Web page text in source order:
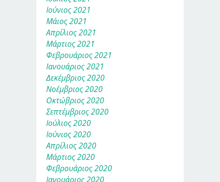
Ιούνιος 2021
Μάιος 2021
Απρίλιος 2021
Μάρτιος 2021
Φεβρουάριος 2021
Ιανουάριος 2021
Δεκέμβριος 2020
Νοέμβριος 2020
Οκτώβριος 2020
Σεπτέμβριος 2020
Ιούλιος 2020
Ιούνιος 2020
Απρίλιος 2020
Μάρτιος 2020
Φεβρουάριος 2020
Ιανουάριος 2020